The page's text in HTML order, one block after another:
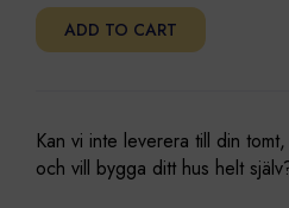
ADD TO CART
Kan vi inte leverera till din
och vill bygga ditt hus helt